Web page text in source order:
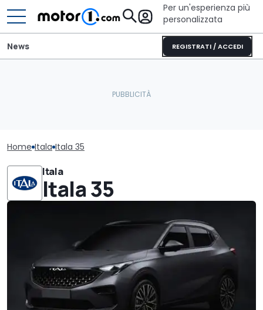
Per un'esperienza più
personalizzata
REGISTRATI / ACCEDI
News
Home Itala Itala 35
Itala
Itala 35